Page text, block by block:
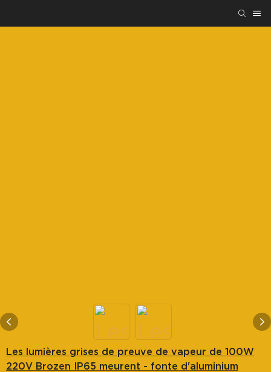
Les lumières grises de preuve de vapeur de 100W
220V Brozen IP65 meurent - fonte d'aluminium